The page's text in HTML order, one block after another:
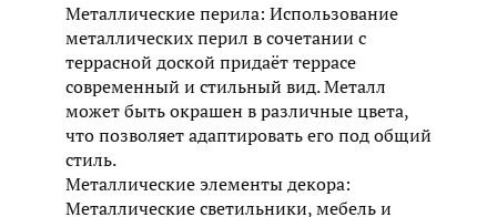
Металлические перила: Использование
металлических перил в сочетании с
террасной доской придаёт террасе
современный и стильный вид. Металл
может быть окрашен в различные цвета,
что позволяет адаптировать его под общий
стиль.
Металлические элементы декора:
Металлические светильники, мебель и